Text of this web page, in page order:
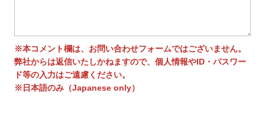
※本コメント欄は、お問い合わせフォームではございません。
弊社からは返信いたしかねますので、個人情報やID・パスワー
ド等の入力はご遠慮ください。
※日本語のみ（Japanese only）